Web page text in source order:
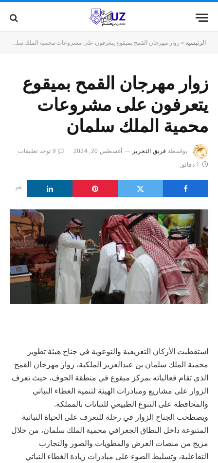
الرئيسية » زوار مهرجان القمح بميقوع يتعرفون على مشروعات محمية الملك سلمان
زوار مهرجان القمح بميقوع
يتعرفون على مشروعات
محمية الملك سلمان
بواسطة فريق التحرير أغسطس 20, 2024
لا توجد تعليقات
1 دقائق
استقطبت الأركان التعريفية والتوعوية في جناح هيئة تطوير
محمية الملك سلمان بن عبدالعزيز الملكية، زوار مهرجان القمح
الذي تقام فعالياته بمركز ميقوع في منطقة الجوف، حيث تعرف
الزوار على مشاريع ومبادرات الهيئة لتنمية الغطاء النباتي
والمحافظة على التنوع الطبيعي للنباتات بالمملكة.
ويصطحب الجناح الزوار في رحلة للتعرف على الحياة النباتية
المتنوعة داخل النطاق الجغرافي محمية الملك سلمان، من خلال
مزيج من منصات العرض والمطويات والصور والتجارب
التفاعلية، وتسليط الضوء على مبادرات زيادة الغطاء النباتي